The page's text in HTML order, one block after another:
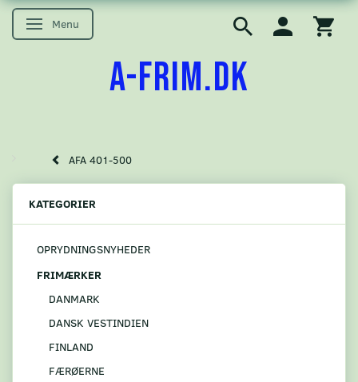
Skifte navigation
Menu
A-FRIM.DK
AFA 401-500
KATEGORIER
OPRYDNINGSNYHEDER
FRIMÆRKER
DANMARK
DANSK VESTINDIEN
FINLAND
FÆRØERNE